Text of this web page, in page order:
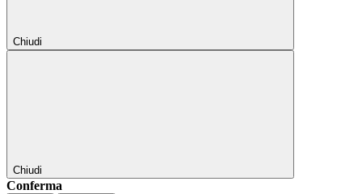
Chiudi
Chiudi
Conferma